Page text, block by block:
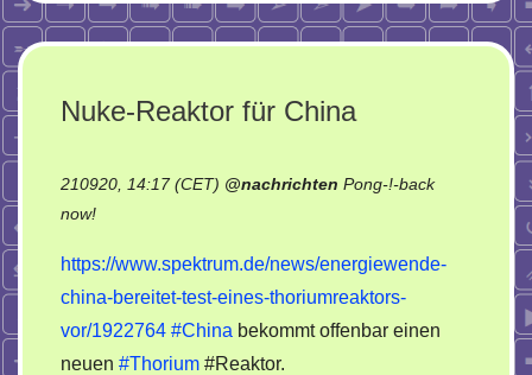
Nuke-Reaktor für China
210920, 14:17 (CET) @nachrichten Pong-!-back
now!on
Reaktor
für
China
https://www.spektrum.de/news/energiewende-
china-bereitet-test-eines-thoriumreaktors-
vor/1922764 #China bekommt offenbar einen
neuen #Thorium #Reaktor.